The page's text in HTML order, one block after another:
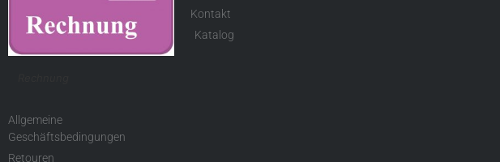
Allgemeine
Geschäftsbedingungen
Retouren
Kontakt
Katalog